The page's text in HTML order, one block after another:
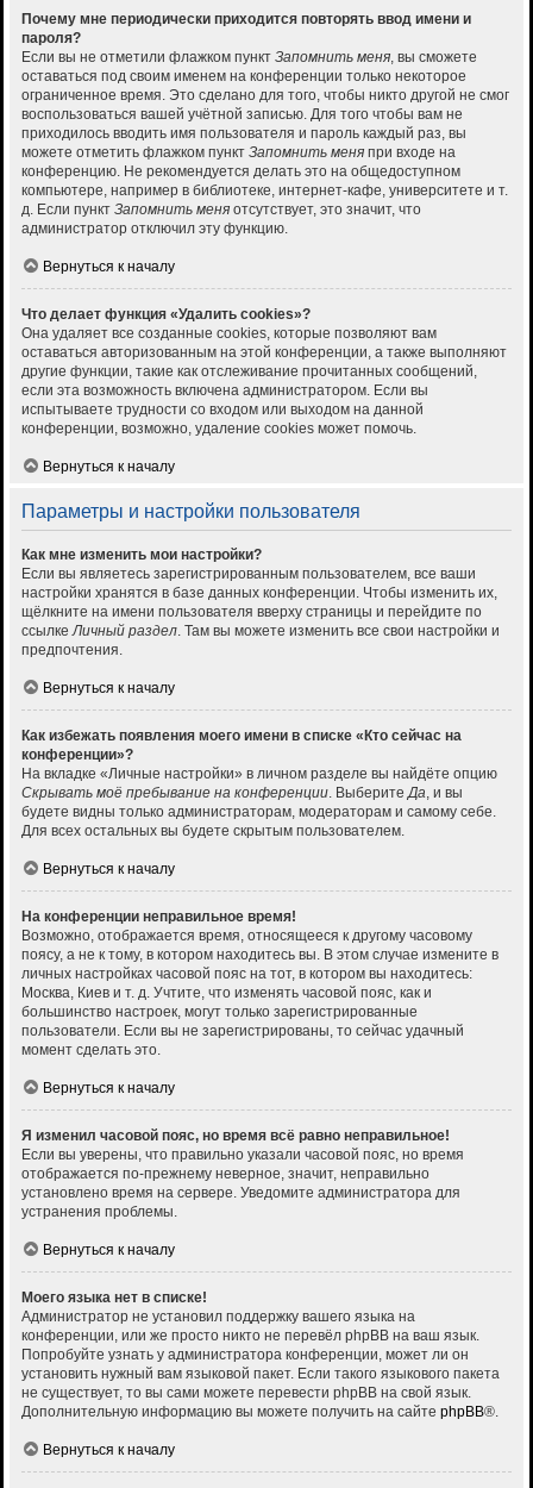
Почему мне периодически приходится повторять ввод имени и
пароля?
Если вы не отметили флажком пункт Запомнить меня, вы сможете
оставаться под своим именем на конференции только некоторое
ограниченное время. Это сделано для того, чтобы никто другой не смог
воспользоваться вашей учётной записью. Для того чтобы вам не
приходилось вводить имя пользователя и пароль каждый раз, вы
можете отметить флажком пункт Запомнить меня при входе на
конференцию. Не рекомендуется делать это на общедоступном
компьютере, например в библиотеке, интернет-кафе, университете и т.
д. Если пункт Запомнить меня отсутствует, это значит, что
администратор отключил эту функцию.
Вернуться к началу
Что делает функция «Удалить cookies»?
Она удаляет все созданные cookies, которые позволяют вам
оставаться авторизованным на этой конференции, а также выполняют
другие функции, такие как отслеживание прочитанных сообщений,
если эта возможность включена администратором. Если вы
испытываете трудности со входом или выходом на данной
конференции, возможно, удаление cookies может помочь.
Вернуться к началу
Параметры и настройки пользователя
Как мне изменить мои настройки?
Если вы являетесь зарегистрированным пользователем, все ваши
настройки хранятся в базе данных конференции. Чтобы изменить их,
щёлкните на имени пользователя вверху страницы и перейдите по
ссылкеЛичный раздел. Там вы можете изменить все свои настройки и
предпочтения.
Вернуться к началу
Как избежать появления моего имени в списке «Кто сейчас на
конференции»?
На вкладке «Личные настройки» в личном разделе вы найдёте опцию
Скрывать моё пребывание на конференции. ВыберитеДа, и вы
будете видны только администраторам, модераторам и самому себе.
Для всех остальных вы будете скрытым пользователем.
Вернуться к началу
На конференции неправильное время!
Возможно, отображается время, относящееся к другому часовому
поясу, а не к тому, в котором находитесь вы. В этом случае измените в
личных настройках часовой пояс на тот, в котором вы находитесь:
Москва, Киев и т. д. Учтите, что изменять часовой пояс, как и
большинство настроек, могут только зарегистрированные
пользователи. Если вы не зарегистрированы, то сейчас удачный
момент сделать это.
Вернуться к началу
Я изменил часовой пояс, но время всё равно неправильное!
Если вы уверены, что правильно указали часовой пояс, но время
отображается по-прежнему неверное, значит, неправильно
установлено время на сервере. Уведомите администратора для
устранения проблемы.
Вернуться к началу
Моего языка нет в списке!
Администратор не установил поддержку вашего языка на
конференции, или же просто никто не перевёл phpBB на ваш язык.
Попробуйте узнать у администратора конференции, может ли он
установить нужный вам языковой пакет. Если такого языкового пакета
не существует, то вы сами можете перевести phpBB на свой язык.
Дополнительную информацию вы можете получить на сайте phpBB®.
Вернуться к началу